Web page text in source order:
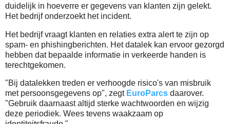
duidelijk in hoeverre er gegevens van klanten zijn gelekt.
Het bedrijf onderzoekt het incident.
Het bedrijf vraagt klanten en relaties extra alert te zijn op
spam- en phishingberichten. Het datalek kan ervoor gezorgd
hebben dat bepaalde informatie in verkeerde handen is
terechtgekomen.
"Bij datalekken treden er verhoogde risico's van misbruik
met persoonsgegevens op", zegt EuroParcs daarover.
"Gebruik daarnaast altijd sterke wachtwoorden en wijzig
deze periodiek. Wees tevens waakzaam op